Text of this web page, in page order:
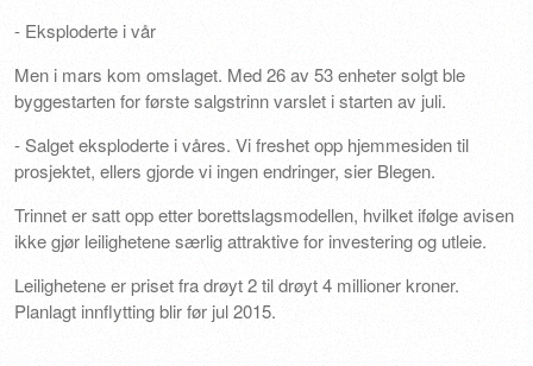
- Eksploderte i vår
Men i mars kom omslaget. Med 26 av 53 enheter solgt ble
byggestarten for første salgstrinn varslet i starten av juli.
- Salget eksploderte i våres. Vi freshet opp hjemmesiden til
prosjektet, ellers gjorde vi ingen endringer, sier Blegen.
Trinnet er satt opp etter borettslagsmodellen, hvilket ifølge avisen
ikke gjør leilighetene særlig attraktive for investering og utleie.
Leilighetene er priset fra drøyt 2 til drøyt 4 millioner kroner.
Planlagt innflytting blir før jul 2015.